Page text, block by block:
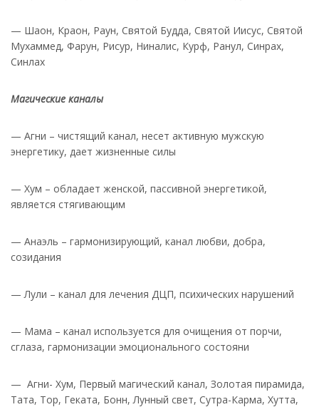
— Шаон, Краон, Раун, Святой Будда, Святой Иисус, Святой
Мухаммед, Фарун, Рисур, Ниналис, Курф, Ранул, Синрах,
Синлах
Магические каналы
— Агни – чистящий канал, несет активную мужскую
энергетику, дает жизненные силы
— Хум – обладает женской, пассивной энергетикой,
является стягивающим
— Анаэль – гармонизирующий, канал любви, добра,
созидания
— Лули – канал для лечения ДЦП, психических нарушений
— Мама – канал используется для очищения от порчи,
сглаза, гармонизации эмоционального состояни
— Агни- Хум, Первый магический канал, Золотая пирамида,
Тата, Тор, Геката, Бонн, Лунный свет, Сутра-Карма, Хутта,